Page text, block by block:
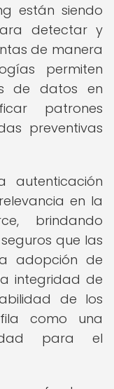
están siendo
detectar y
de manera
permiten
de datos en
patrones
preventivas
autenticación
en la
brindando
que las
adopción de
integridad de
de los
como una
para el